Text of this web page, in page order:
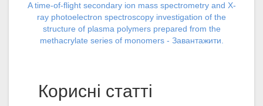
A time-of-flight secondary ion mass spectrometry and X-
ray photoelectron spectroscopy investigation of the
structure of plasma polymers prepared from the
methacrylate series of monomers - Завантажити.
Корисні статті